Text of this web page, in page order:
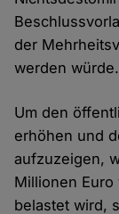
der
werden würde.
Um den
erhöhen und
aufzuzeigen,
Millionen
belastet wird,